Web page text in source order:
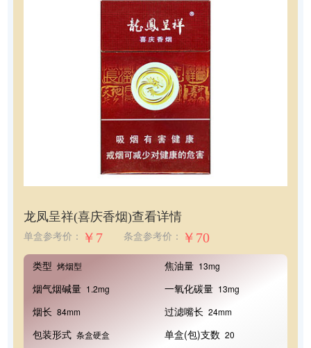
龙凤呈祥(喜庆香烟)查看详情
单盒参考价： ￥7 条盒参考价： ￥70
类型 烤烟型 焦油量 13mg
烟气烟碱量 1.2mg 一氧化碳量 13mg
烟长 84mm 过滤嘴长 24mm
包装形式 条盒硬盒 单盒(包)支数 20